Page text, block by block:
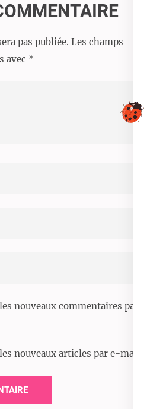
pas publiée. Les champs
avec *
nouveaux commentaires par
nouveaux articles par e-mail.